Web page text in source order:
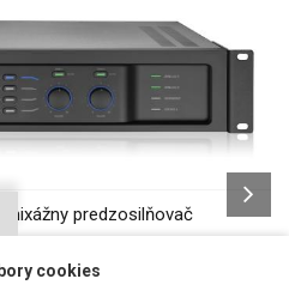
mixážny predzosilňovač
€s DPH
cookies